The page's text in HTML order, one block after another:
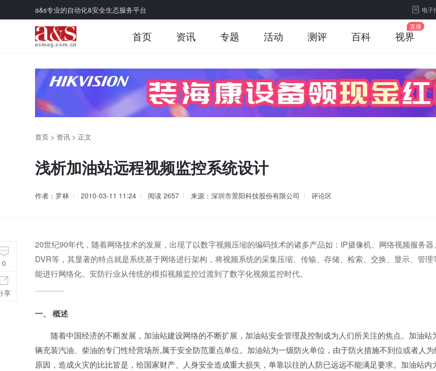
a&s专业的自动化&安全生态服务平台 电子
首页 资讯 专题 活动 测评 百科 视界
首页 > 资讯 > 正文
浅析加油站远程视频监控系统设计
作者：罗林 2010-03-11 11:24 阅读 2657 来源：深圳市景阳科技股份有限公司 评论区
20世纪90年代，随着网络技术的发展，出现了以数字视频压缩的编码技术的诸多产品如：IP摄像机、网络视频服务器、
DVR等，其显著的特点就是系统基于网络进行架构，将视频系统的采集压缩、传输、存储、检索、交换、显示、管理
能进行网络化。安防行业从传统的模拟视频监控过渡到了数字化视频监控时代。
一、 概述
随着中国经济的不断发展，加油站建设网络的不断扩展，加油站安全管理及控制成为人们所关注的焦点。加油站
辆充装汽油、柴油的专门性经营场所,属于安全防范重点单位。加油站为一级防火单位，由于防火措施不到位或者人为
原因，造成火灾的比比皆是，给国家财产、人身安全造成重大损失，单靠以往的人防已远远不能满足要求。加油站内
0
享